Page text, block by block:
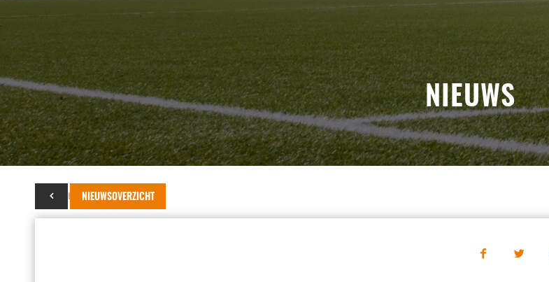
NIEUWS
NIEUWSOVERZICHT
08 oktober 2016